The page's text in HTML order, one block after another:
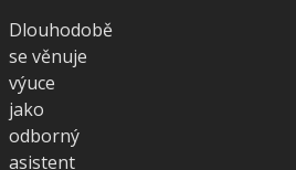
Dlouhodobě
se věnuje
výuce
jako
odborný
asistent